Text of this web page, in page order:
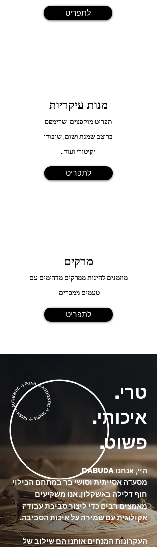
לתפריט
מנות עיקריות
תפריט מוקפצים, שרימפס
ברוטב שמנת ושום, שיפודי
יקיטורי ועוד..
לתפריט
מרקים
מוזמנים להינות ממרקים מדהימים עם
טעמים ממכרים.
לתפריט
טרי.
איכותי.
פשוט.
היי, אנחנו DABUDA,
מסעדה אסייתית וסושי בר במתחם הבילוי
חוף דלילה באשקלון. אנו משקיעים
מאמצים רבים כדי ליצור סביבת עבודה
אקולוגית עם שמירה על איכות הסביבה.
העקרונות המנחים אותנו הם שילוב של